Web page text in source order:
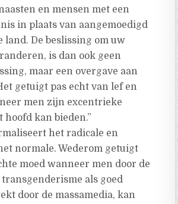
en mensen met een
in plaats van aangemoedigd
land. De beslissing om uw
is dan ook geen
maar een overgave aan
getuigt pas echt van lef en
men zijn excentrieke
hoofd kan bieden.”
het radicale en
normale. Wederom getuigt
moed wanneer men door de
als goed
door de massamedia, kan